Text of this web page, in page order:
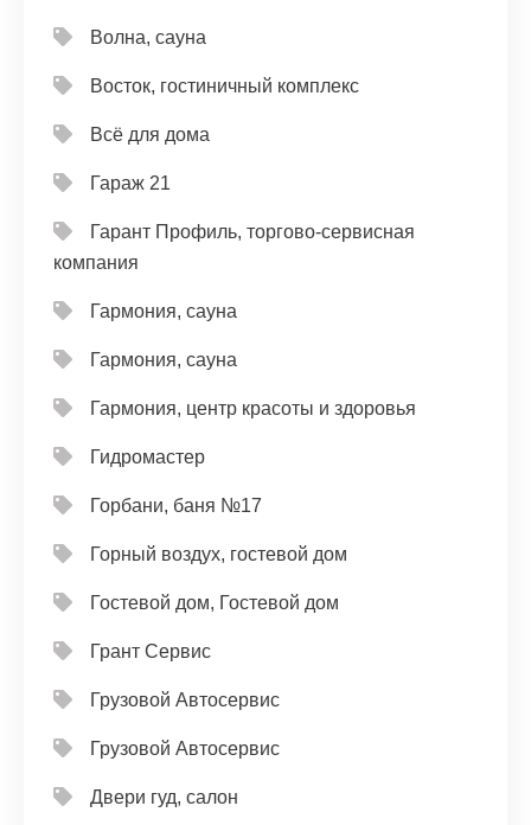
Волна, сауна
Восток, гостиничный комплекс
Всё для дома
Гараж 21
Гарант Профиль, торгово-сервисная
компания
Гармония, сауна
Гармония, сауна
Гармония, центр красоты и здоровья
Гидромастер
Горбани, баня №17
Горный воздух, гостевой дом
Гостевой дом, Гостевой дом
Грант Сервис
Грузовой Автосервис
Грузовой Автосервис
Двери гуд, салон